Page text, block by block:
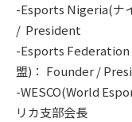
-Esports Nigeria(ナ
/ President
-Esports Federation
盟)： Founder /
-​WESCO(World
リカ支部会長